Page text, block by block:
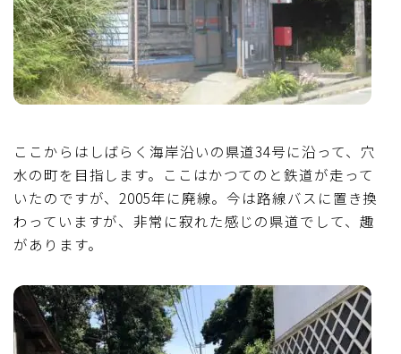
ここからはしばらく海岸沿いの県道34号に沿って、穴
水の町を目指します。ここはかつてのと鉄道が走って
いたのですが、2005年に廃線。今は路線バスに置き換
わっていますが、非常に寂れた感じの県道でして、趣
があります。